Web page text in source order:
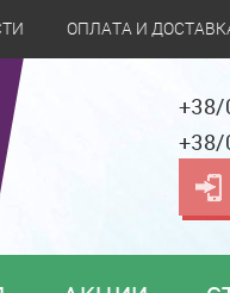
ОПЛАТА И